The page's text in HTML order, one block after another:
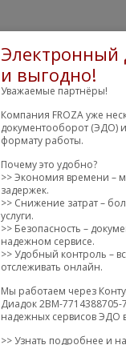
Электронный
и выгодно!
Уважаемые партнёры!
Компания FROZA уже
документооборот (ЭДО)
формату работы.
Почему это удобно?
>> Экономия времени –
задержек.
>> Снижение затрат –
услуги.
>> Безопасность –
надежном сервисе.
>> Удобный контроль –
отслеживать онлайн.
Мы работаем через
Диадок 2BM-
надежных сервисов ЭДО
>> Узнать подробнее и